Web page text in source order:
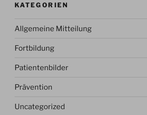
KATEGORIEN
Allgemeine Mitteilung
Fortbildung
Patientenbilder
Prävention
Uncategorized